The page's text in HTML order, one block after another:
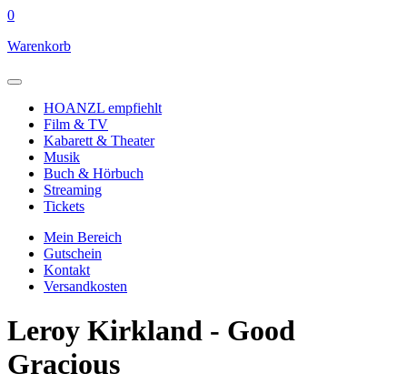
0
Warenkorb
HOANZL empfiehlt
Film & TV
Kabarett & Theater
Musik
Buch & Hörbuch
Streaming
Tickets
Mein Bereich
Gutschein
Kontakt
Versandkosten
Leroy Kirkland - Good
Gracious